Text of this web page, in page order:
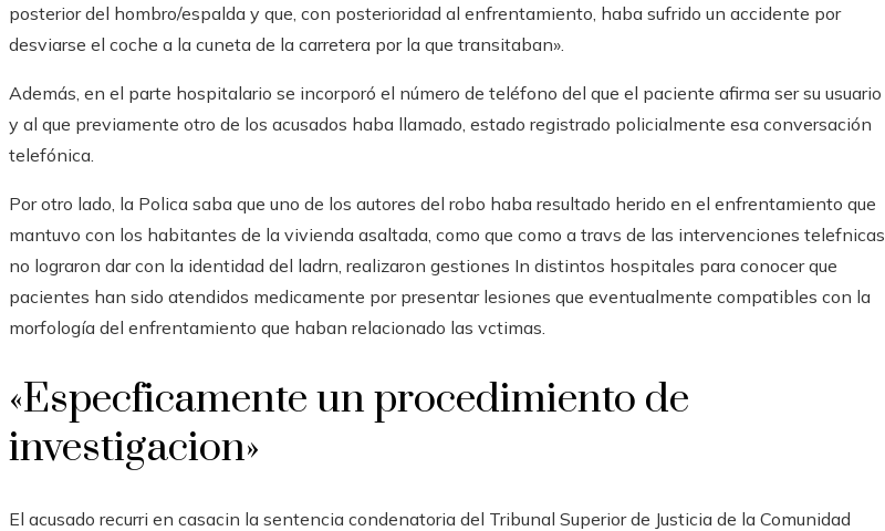
posterior del hombro/espalda y que, con posterioridad al enfrentamiento, haba sufrido un accidente por
desviarse el coche a la cuneta de la carretera por la que transitaban».
Además, en el parte hospitalario se incorporó el número de teléfono del que el paciente afirma ser su usuario
y al que previamente otro de los acusados ​​haba llamado, estado registrado policialmente esa conversación
telefónica.
Por otro lado, la Polica saba que uno de los autores del robo haba resultado herido en el enfrentamiento que
mantuvo con los habitantes de la vivienda asaltada, como que como a travs de las intervenciones telefnicas
no lograron dar con la identidad del ladrn, realizaron gestiones In distintos hospitales para conocer que
pacientes han sido atendidos medicamente por presentar lesiones que eventualmente compatibles con la
morfología del enfrentamiento que haban relacionado las vctimas.
«Especficamente un procedimiento de
investigacion»
El acusado recurri en casacin la sentencia condenatoria del Tribunal Superior de Justicia de la Comunidad